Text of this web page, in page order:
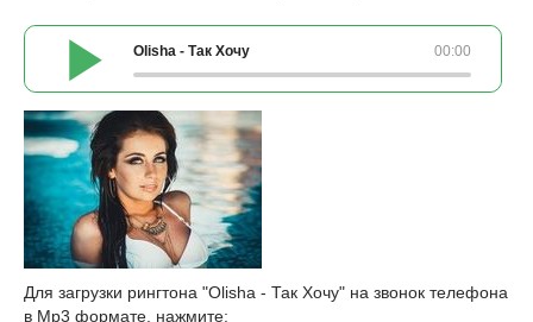
00:00
Olisha - Так Хочу
Для загрузки рингтона "Olisha - Так Хочу" на звонок телефона
в Mp3 формате, нажмите: